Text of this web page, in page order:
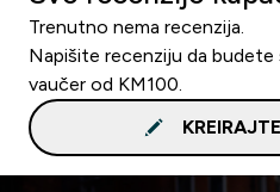
Trenutno nema recenzija.
Napišite recenziju da
vaučer od KM100.